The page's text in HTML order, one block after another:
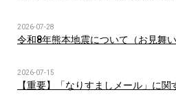
2026-07-28
令和8年熊本地震について（お見舞い
2026-07-15
【重要】「なりすましメール」に